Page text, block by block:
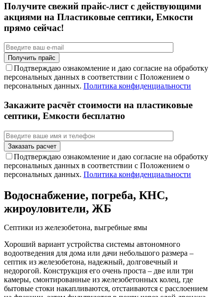
Получите свежий прайс-лист с действующими
акциями на Пластиковые септики, Емкости
прямо сейчас!
Подтверждаю ознакомление и даю согласие на обработку
персональных данных в соответствии с Положением о
персональных данных. Политика конфиденциальности
Закажите расчёт стоимости на пластиковые
септики, Емкости бесплатно
Подтверждаю ознакомление и даю согласие на обработку
персональных данных в соответствии с Положением о
персональных данных. Политика конфиденциальности
Водоснабжение, погреба, КНС,
жироуловители, ЖБ
Септики из железобетона, выгребные ямы
Хороший вариант устройства системы автономного
водоотведения для дома или дачи небольшого размера –
септик из железобетона, надежный, долговечный и
недорогой. Конструкция его очень проста – две или три
камеры, смонтированные из железобетонных колец, где
бытовые стоки накапливаются, отстаиваются с расслоением